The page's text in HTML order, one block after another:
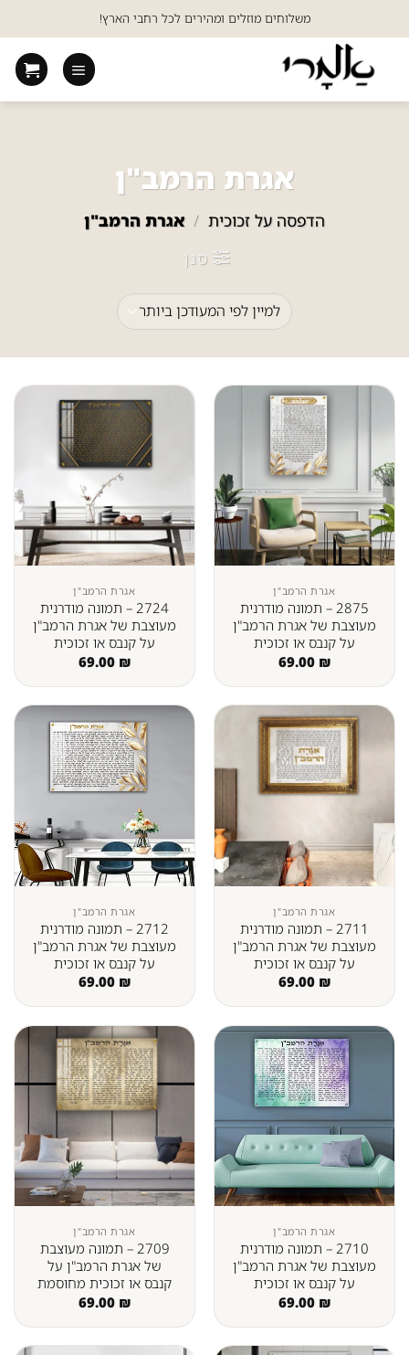
to
content
משלוחים מוזלים ומהירים לכל רחבי הארץ!
אגרת הרמב"ן
הדפסה על זכוכית / אגרת הרמב"ן
סנן
אגרת הרמב"ן
2875 – תמונה מודרנית
מעוצבת של אגרת הרמב"ן
על קנבס או זכוכית
69.00 ₪
אגרת הרמב"ן
2724 – תמונה מודרנית
מעוצבת של אגרת הרמב"ן
על קנבס או זכוכית
69.00 ₪
אגרת הרמב"ן
2711 – תמונה מודרנית
מעוצבת של אגרת הרמב"ן
על קנבס או זכוכית
69.00 ₪
אגרת הרמב"ן
2712 – תמונה מודרנית
מעוצבת של אגרת הרמב"ן
על קנבס או זכוכית
69.00 ₪
אגרת הרמב"ן
2710 – תמונה מודרנית
מעוצבת של אגרת הרמב"ן
על קנבס או זכוכית
69.00 ₪
אגרת הרמב"ן
2709 – תמונה מעוצבת
של אגרת הרמב"ן על
קנבס או זכוכית מחוסמת
69.00 ₪